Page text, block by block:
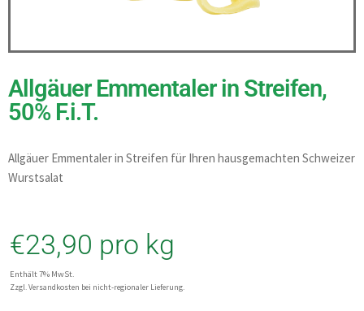
Allgäuer Emmentaler in Streifen,
50% F.i.T.
Allgäuer Emmentaler in Streifen für Ihren hausgemachten Schweizer
Wurstsalat
€23,90 pro kg
Enthält 7% MwSt.
Zzgl. Versandkosten bei nicht-regionaler Lieferung.